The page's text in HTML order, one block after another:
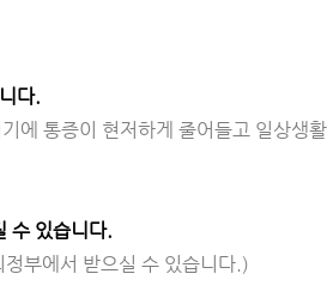
다.
에 통증이 현저하게 줄어들고 일상생
수 있습니다.
부에서 받으실 수 있습니다.)